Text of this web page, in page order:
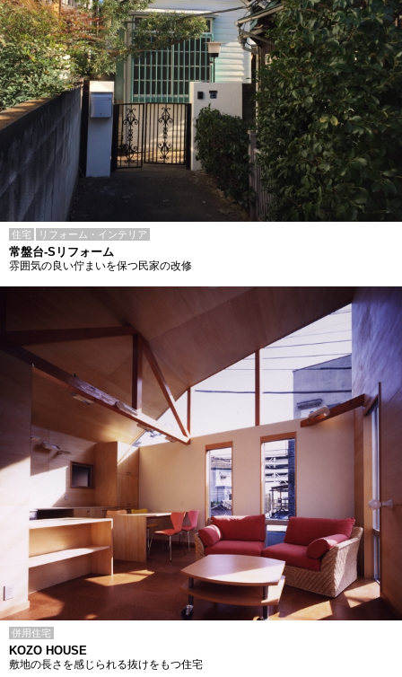
住宅 リフォーム・インテリア
常盤台-Sリフォーム
雰囲気の良い佇まいを保つ民家の改修
併用住宅
KOZO HOUSE
敷地の長さを感じられる抜けをもつ住宅